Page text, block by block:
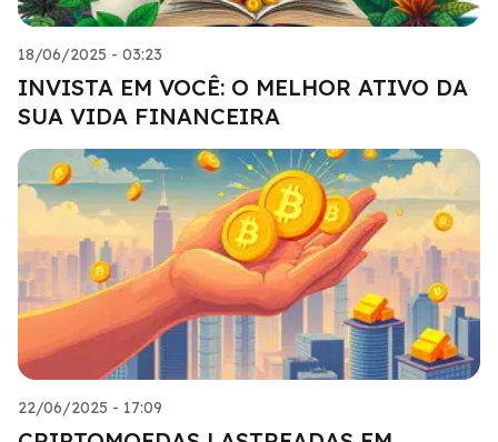
18/06/2025 - 03:23
INVISTA EM VOCÊ: O MELHOR ATIVO DA
SUA VIDA FINANCEIRA
22/06/2025 - 17:09